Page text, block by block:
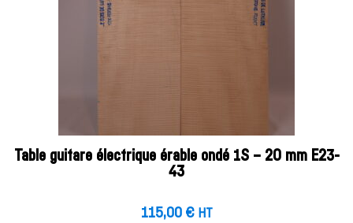
Table guitare électrique érable ondé 1S – 20 mm E23-
43
115,00 € HT